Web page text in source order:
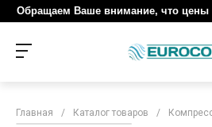
Обращаем Ваше внимание, что цены
Главная / Каталог товаров /